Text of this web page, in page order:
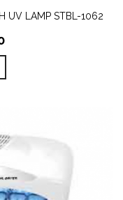
UV LAMP STBL-1062